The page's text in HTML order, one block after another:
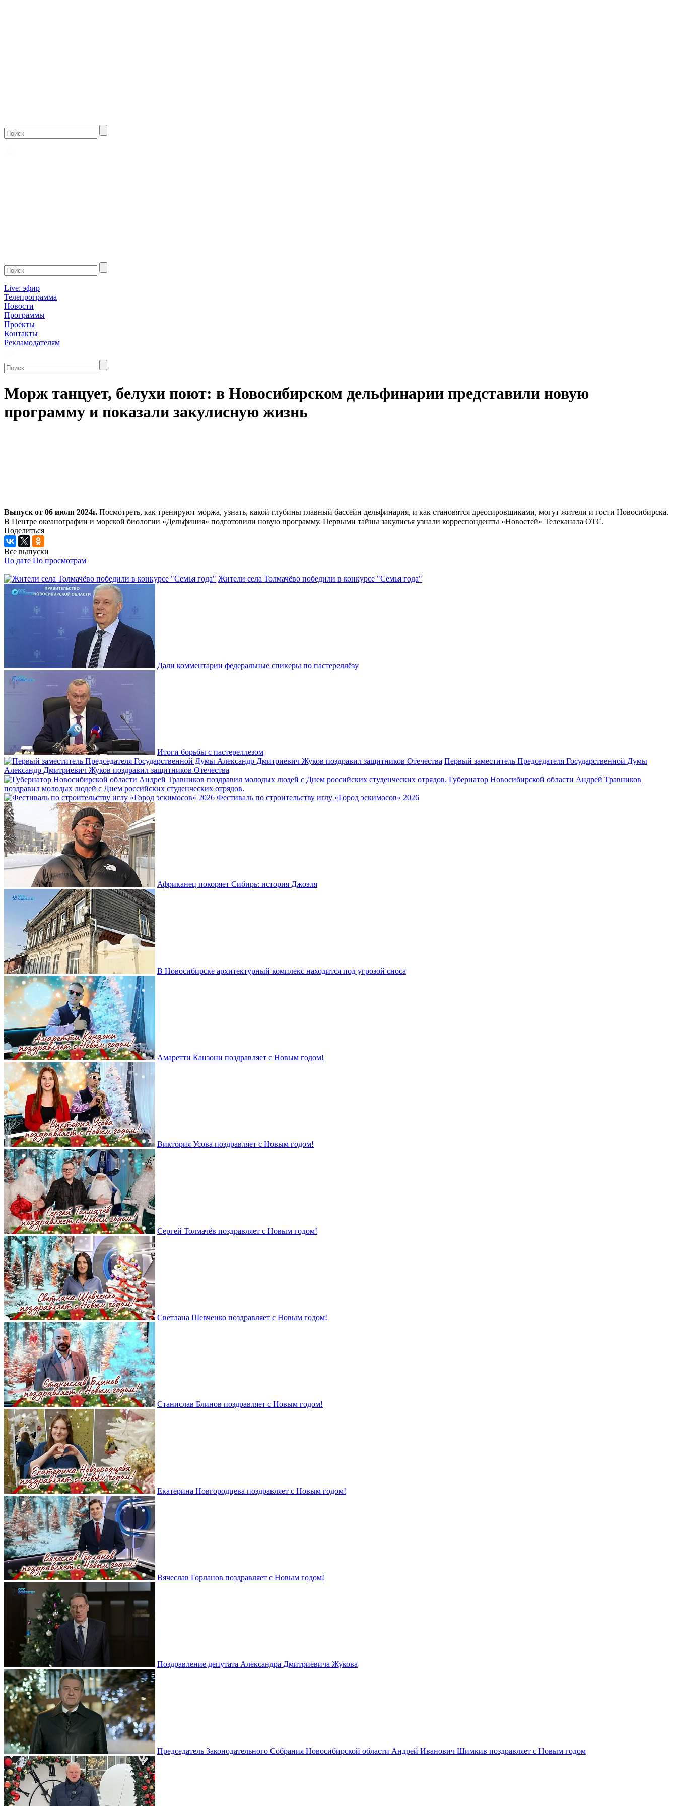
Live: эфир
Телепрограмма
Новости
Программы
Проекты
Контакты
Рекламодателям
Морж танцует, белухи поют: в Новосибирском дельфинарии представили новую
программу и показали закулисную жизнь
Выпуск от 06 июля 2024г. Посмотреть, как тренируют моржа, узнать, какой глубины главный бассейн дельфинария, и как становятся дрессировщиками, могут жители и гости Новосибирска.
В Центре океанографии и морской биологии «Дельфиния» подготовили новую программу. Первыми тайны закулисья узнали корреспонденты «Новостей» Телеканала ОТС.
Поделиться
Все выпуски
По дате По просмотрам
Жители села Толмачёво победили в конкурсе "Семья года"
Дали комментарии федеральные спикеры по пастереллёзу
Итоги борьбы с пастереллезом
Первый заместитель Председателя Государственной Думы
Александр Дмитриевич Жуков поздравил защитников Отечества
Губернатор Новосибирской области Андрей Травников
поздравил молодых людей с Днем российских студенческих отрядов.
Фестиваль по строительству иглу «Город эскимосов» 2026
Африканец покоряет Сибирь: история Джоэля
В Новосибирске архитектурный комплекс находится под угрозой сноса
Амаретти Канзони поздравляет с Новым годом!
Виктория Усова поздравляет с Новым годом!
Сергей Толмачёв поздравляет с Новым годом!
Светлана Шевченко поздравляет с Новым годом!
Станислав Блинов поздравляет с Новым годом!
Екатерина Новгородцева поздравляет с Новым годом!
Вячеслав Горланов поздравляет с Новым годом!
Поздравление депутата Александра Дмитриевича Жукова
Председатель Законодательного Собрания Новосибирской области Андрей Иванович Шимкив поздравляет с Новым годом